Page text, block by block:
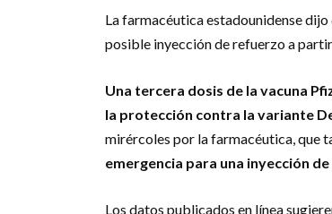
La farmacéutica estadounidense
posible inyección de refuerzo a
Una tercera dosis de la vacuna
la protección contra la variante
mirércoles por la farmacéutica, que
emergencia para una inyección
Los datos publicados en línea